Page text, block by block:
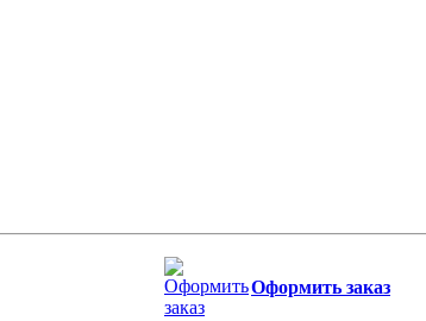
Оформить заказ